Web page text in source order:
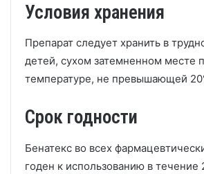
Условия хранения
Препарат следует хранить в
детей, сухом затемненном месте
температуре, не превышающей
Срок годности
Бенатекс во всех
годен к использованию в течение